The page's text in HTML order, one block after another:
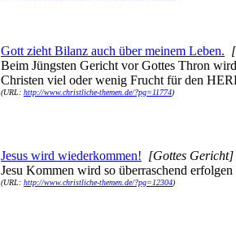
Gott zieht Bilanz auch über meinem Leben.
Beim Jüngsten Gericht vor Gottes Thron
Christen viel oder wenig Frucht für den
(URL: http://www.christliche-themen.de/?pg=11774)
Jesus wird wiederkommen! [Gottes Gericht]
Jesu Kommen wird so überraschend
(URL: http://www.christliche-themen.de/?pg=12304)